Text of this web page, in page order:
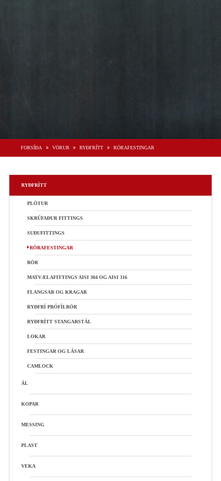
FORSÍÐA VÖRUR RYÐFRÍTT RÖRAFESTINGAR
RYÐFRÍTT
PLÖTUR
SKRÚFAÐUR FITTINGS
SUÐUFITTINGS
RÖRAFESTINGAR
RÖR
MATVÆLAFITTINGS AISI 304 OG AISI 316
FLANGSAR OG KRAGAR
RYÐFRÍ PRÓFÍLRÖR
RYÐFRÍTT STANGARSTÁL
LOKAR
FESTINGAR OG LÁSAR
CAMLOCK
ÁL
KOPAR
MESSING
PLAST
VEKA